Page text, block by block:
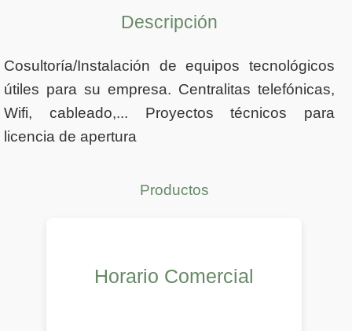
Descripción
Cosultoría/Instalación de equipos tecnológicos
útiles para su empresa. Centralitas telefónicas,
Wifi, cableado,... Proyectos técnicos para
licencia de apertura
Productos
Horario Comercial